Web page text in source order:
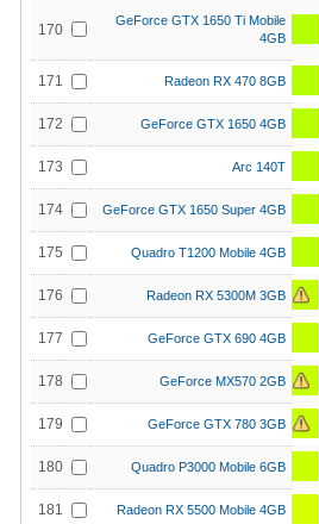
170
GeForce GTX 1650 Ti Mobile
4GB
171 Radeon RX 470 8GB
172 GeForce GTX 1650 4GB
173 Arc 140T
174 GeForce GTX 1650 Super 4GB
175 Quadro T1200 Mobile 4GB
176 Radeon RX 5300M 3GB
177 GeForce GTX 690 4GB
178 GeForce MX570 2GB
179 GeForce GTX 780 3GB
180 Quadro P3000 Mobile 6GB
181 Radeon RX 5500 Mobile 4GB